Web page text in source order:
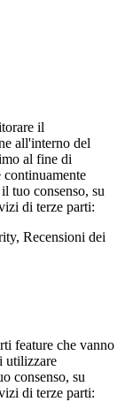
il
all'interno del
al fine di
tuo consenso, su
di terze parti:
Recensioni dei
feature che vanno
utilizzare
consenso, su
di terze parti: